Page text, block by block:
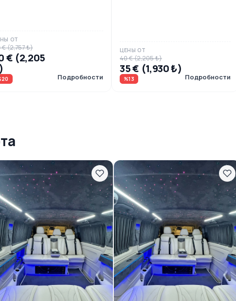
ОТ
€ (2,757 ₺)
€ (2,205
Подробности
ЦЕНЫ ОТ
40 € (2,205 ₺)
35 € (1,930 ₺)
%13 Подробности